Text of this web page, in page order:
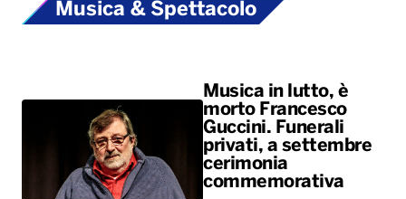
Musica & Spettacolo
Musica in lutto, è
morto Francesco
Guccini. Funerali
privati, a settembre
cerimonia
commemorativa